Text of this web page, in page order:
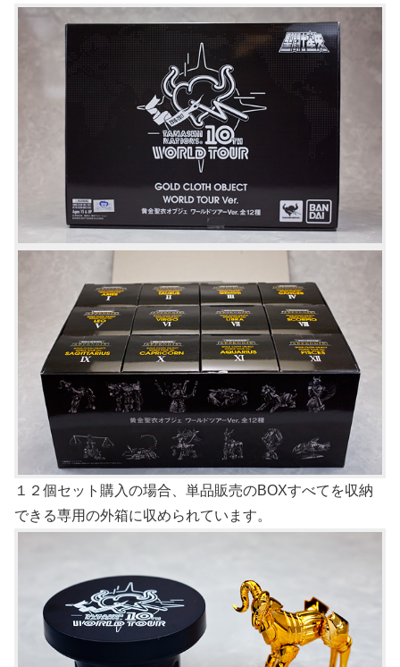
１２個セット購入の場合、単品販売のBOXすべてを収納
できる専用の外箱に収められています。